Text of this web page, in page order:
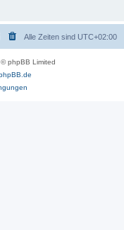
Alle Zeiten sind UTC+02:00
phpBB Limited